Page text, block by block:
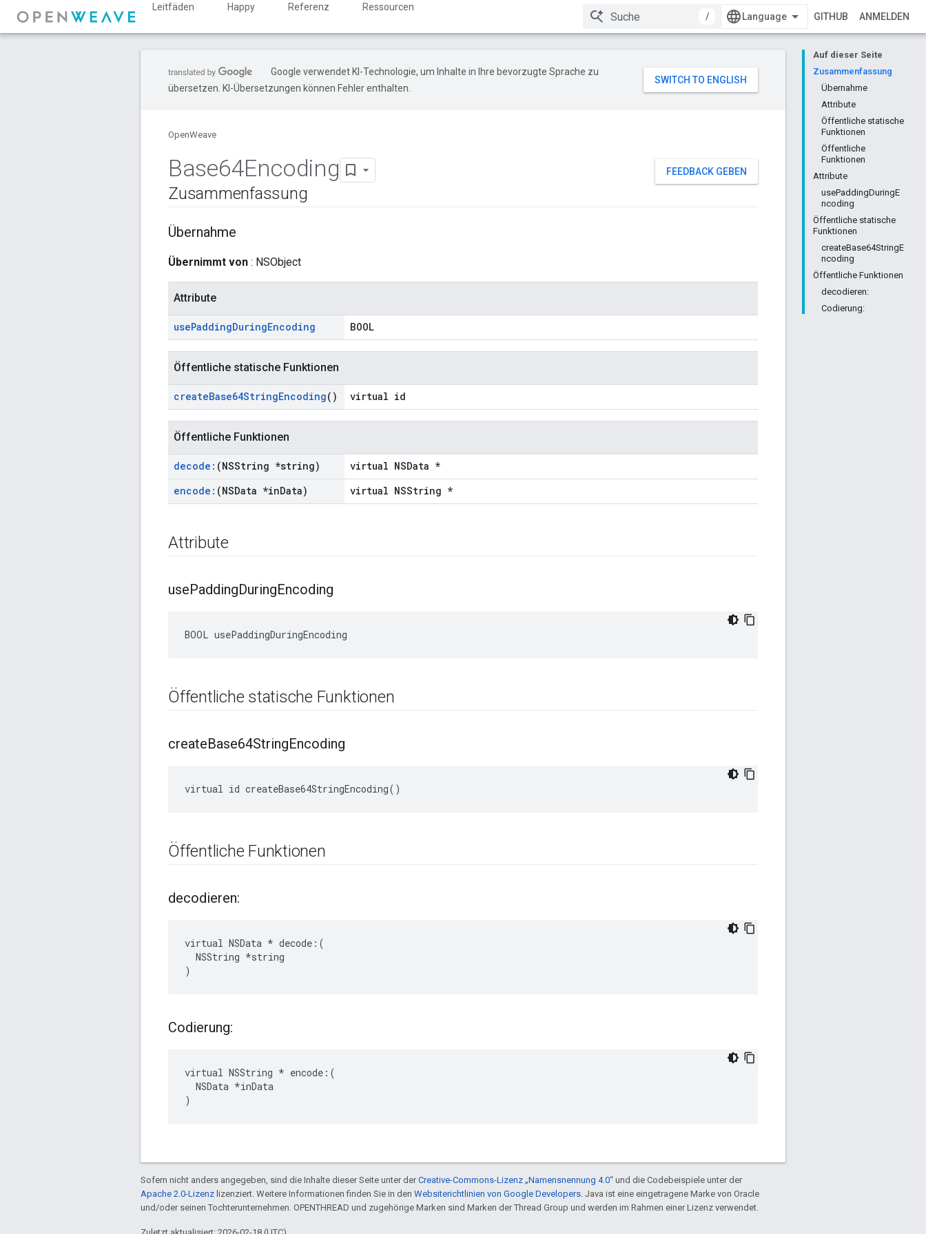
Leitfäden Happy Referenz
Ressourcen
/
GITHUB ANMELDEN
Auf dieser Seite
Zusammenfassung
Übernahme
Attribute
Öffentliche statische
Funktionen
Öffentliche
Funktionen
Attribute
usePaddingDuringE
ncoding
Öffentliche statische
Funktionen
createBase64StringE
ncoding
Öffentliche Funktionen
decodieren:
Codierung:
Google verwendet KI-Technologie, um Inhalte in Ihre bevorzugte Sprache zu
übersetzen. KI-Übersetzungen können Fehler enthalten.
OpenWeave
FEEDBACK GEBEN
Base64Encoding
Zusammenfassung
Übernahme
Übernimmt von : NSObject
Attribute
usePaddingDuringEncoding BOOL
Öffentliche statische Funktionen
createBase64StringEncoding() virtual id
Öffentliche Funktionen
decode: (NSString *string)
virtual NSData *
encode: (NSData *inData) virtual NSString *
Attribute
usePaddingDuringEncoding
BOOL usePaddingDuringEncoding
Öffentliche statische Funktionen
createBase64StringEncoding
virtual id createBase64StringEncoding()
Öffentliche Funktionen
decodieren:
virtual NSData * decode:(
  NSString *string
)
Codierung:
virtual NSString * encode:(
  NSData *inData
)
Sofern nicht anders angegeben, sind die Inhalte dieser Seite unter derCreative-Commons-Lizenz „Namensnennung 4.0“ und die Codebeispiele unter der
Apache 2.0-Lizenz lizenziert. Weitere Informationen finden Sie in den Websiterichtlinien von Google Developers. Java ist eine eingetragene Marke von Oracle
und/oder seinen Tochterunternehmen. OPENTHREAD und zugehörige Marken sind Marken der Thread Group und werden im Rahmen einer Lizenz verwendet.